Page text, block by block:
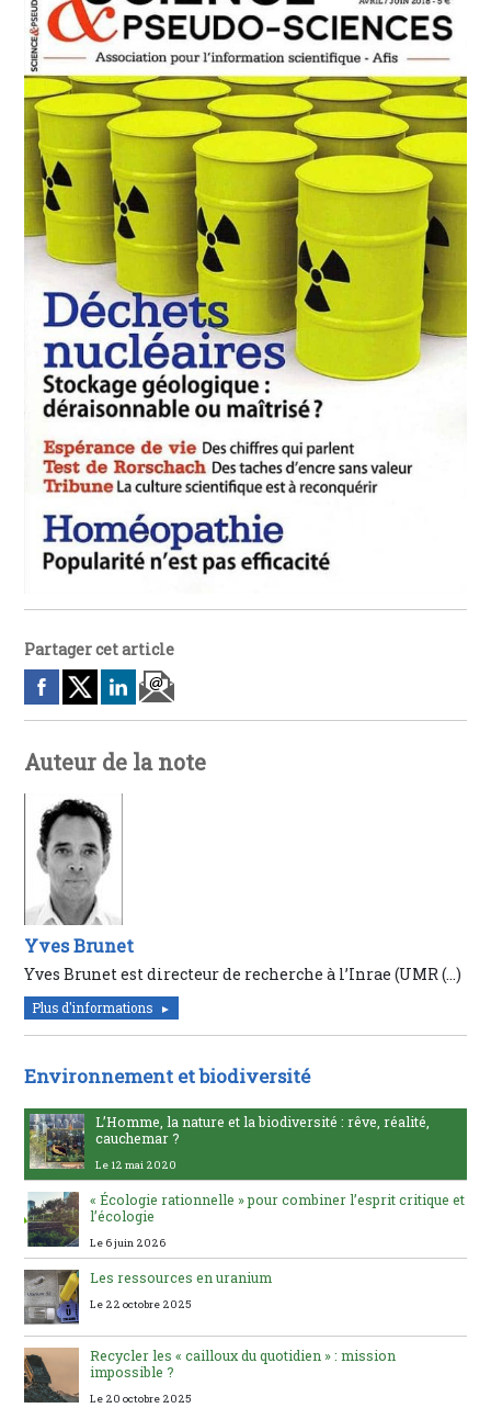
Partager cet article
Auteur de la note
Yves Brunet
Yves Brunet est directeur de recherche à l’Inrae (UMR (…)
Plus d'informations
Environnement et biodiversité
L’Homme, la nature et la biodiversité : rêve, réalité,
cauchemar ?
Le 12 mai 2020
« Écologie rationnelle » pour combiner l’esprit critique et
l’écologie
Le 6 juin 2026
Les ressources en uranium
Le 22 octobre 2025
Recycler les « cailloux du quotidien » : mission
impossible ?
Le 20 octobre 2025